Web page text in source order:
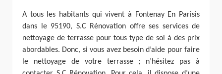
A tous les habitants qui vivent à Fontenay En Parisis
dans le 95190, S.C Rénovation offre ses services de
nettoyage de terrasse pour tous type de sol à des prix
abordables. Donc, si vous avez besoin d’aide pour faire
le nettoyage de votre terrasse ; n’hésitez pas à